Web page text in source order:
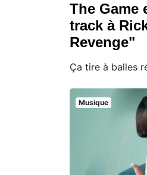
The Game
track à
Revenge"
Ça tire à balles
Musique